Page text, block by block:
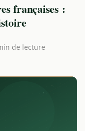
françaises :
de lecture